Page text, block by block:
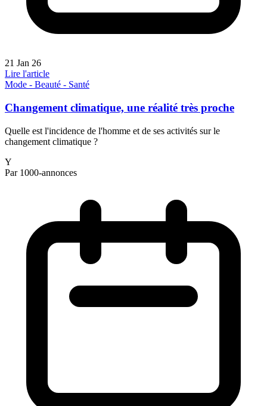
21 Jan 26
Lire l'article
Mode - Beauté - Santé
Changement climatique, une réalité très proche
Quelle est l'incidence de l'homme et de ses activités sur le
changement climatique ?
Y
Par 1000-annonces